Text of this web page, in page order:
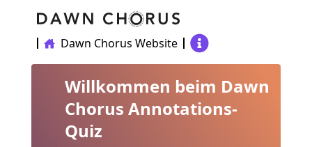
Dawn Chorus Website
Willkommen beim Dawn
Chorus Annotations-
Quiz